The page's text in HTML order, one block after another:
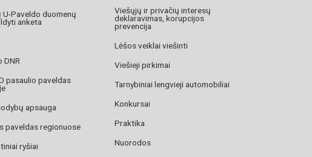
U-Paveldo duomenų
anketa
DNR
pasaulio paveldas
apsauga
paveldas regionuose
ryšiai
Viešųjų ir privačių interesų
deklaravimas, korupcijos
prevencija
Lėšos veiklai viešinti
Viešieji pirkimai
Tarnybiniai lengvieji automobiliai
Konkursai
Praktika
Nuorodos